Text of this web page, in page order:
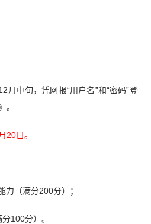
月中旬，凭网报“用户名”和“密码”登
。
20日。
力（满分200分）；
100分）。